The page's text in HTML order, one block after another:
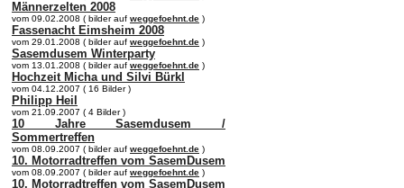
Männerzelten 2008
vom 09.02.2008 ( bilder auf weggefoehnt.de )
Fassenacht Eimsheim 2008
vom 29.01.2008 ( bilder auf weggefoehnt.de )
Sasemdusem Winterparty
vom 13.01.2008 ( bilder auf weggefoehnt.de )
Hochzeit Micha und Silvi Bürkl
vom 04.12.2007 ( 16 Bilder )
Philipp Heil
vom 21.09.2007 ( 4 Bilder )
10 Jahre Sasemdusem /
Sommertreffen
vom 08.09.2007 ( bilder auf weggefoehnt.de )
10. Motorradtreffen vom SasemDusem
vom 08.09.2007 ( bilder auf weggefoehnt.de )
10. Motorradtreffen vom SasemDusem